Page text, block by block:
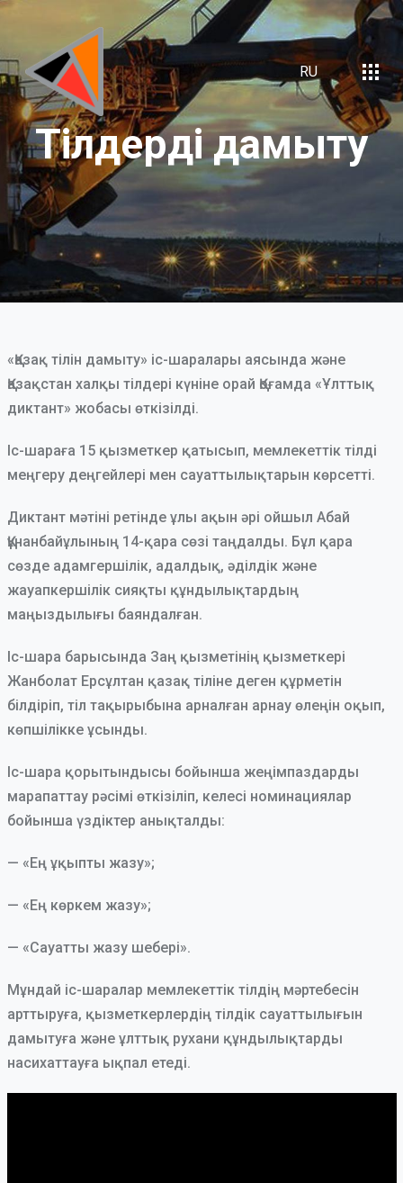
RU
Тілдерді дамыту
«Қазақ тілін дамыту» іс-шаралары аясында және
Қазақстан халқы тілдері күніне орай Қоғамда «Ұлттық
диктант» жобасы өткізілді.
Іс-шараға 15 қызметкер қатысып, мемлекеттік тілді
меңгеру деңгейлері мен сауаттылықтарын көрсетті.
Диктант мәтіні ретінде ұлы ақын әрі ойшыл Абай
Құнанбайұлының 14-қара сөзі таңдалды. Бұл қара
сөзде адамгершілік, адалдық, әділдік және
жауапкершілік сияқты құндылықтардың
маңыздылығы баяндалған.
Іс-шара барысында Заң қызметінің қызметкері
Жанболат Ерсұлтан қазақ тіліне деген құрметін
білдіріп, тіл тақырыбына арналған арнау өлеңін оқып,
көпшілікке ұсынды.
Іс-шара қорытындысы бойынша жеңімпаздарды
марапаттау рәсімі өткізіліп, келесі номинациялар
бойынша үздіктер анықталды:
— «Ең ұқыпты жазу»;
— «Ең көркем жазу»;
— «Сауатты жазу шебері».
Мұндай іс-шаралар мемлекеттік тілдің мәртебесін
арттыруға, қызметкерлердің тілдік сауаттылығын
дамытуға және ұлттық рухани құндылықтарды
насихаттауға ықпал етеді.